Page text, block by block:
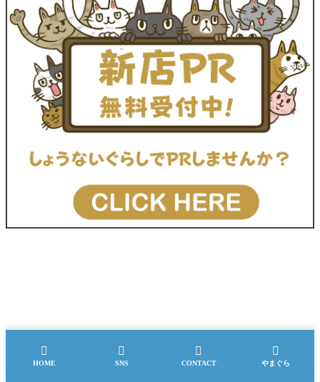

HOME

SNS

CONTACT

やまぐら